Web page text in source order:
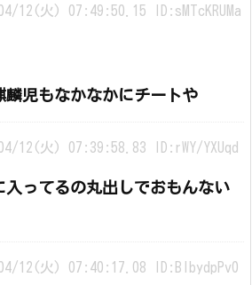
12(火) 07:49:50.15 ID:sMTcKRUMa
麟児もなかなかにチートや
12(火) 07:39:58.83 ID:rWY/YXUqd
入ってるの丸出しでおもんない
12(火) 07:40:17.08 ID:BIbydpPv0